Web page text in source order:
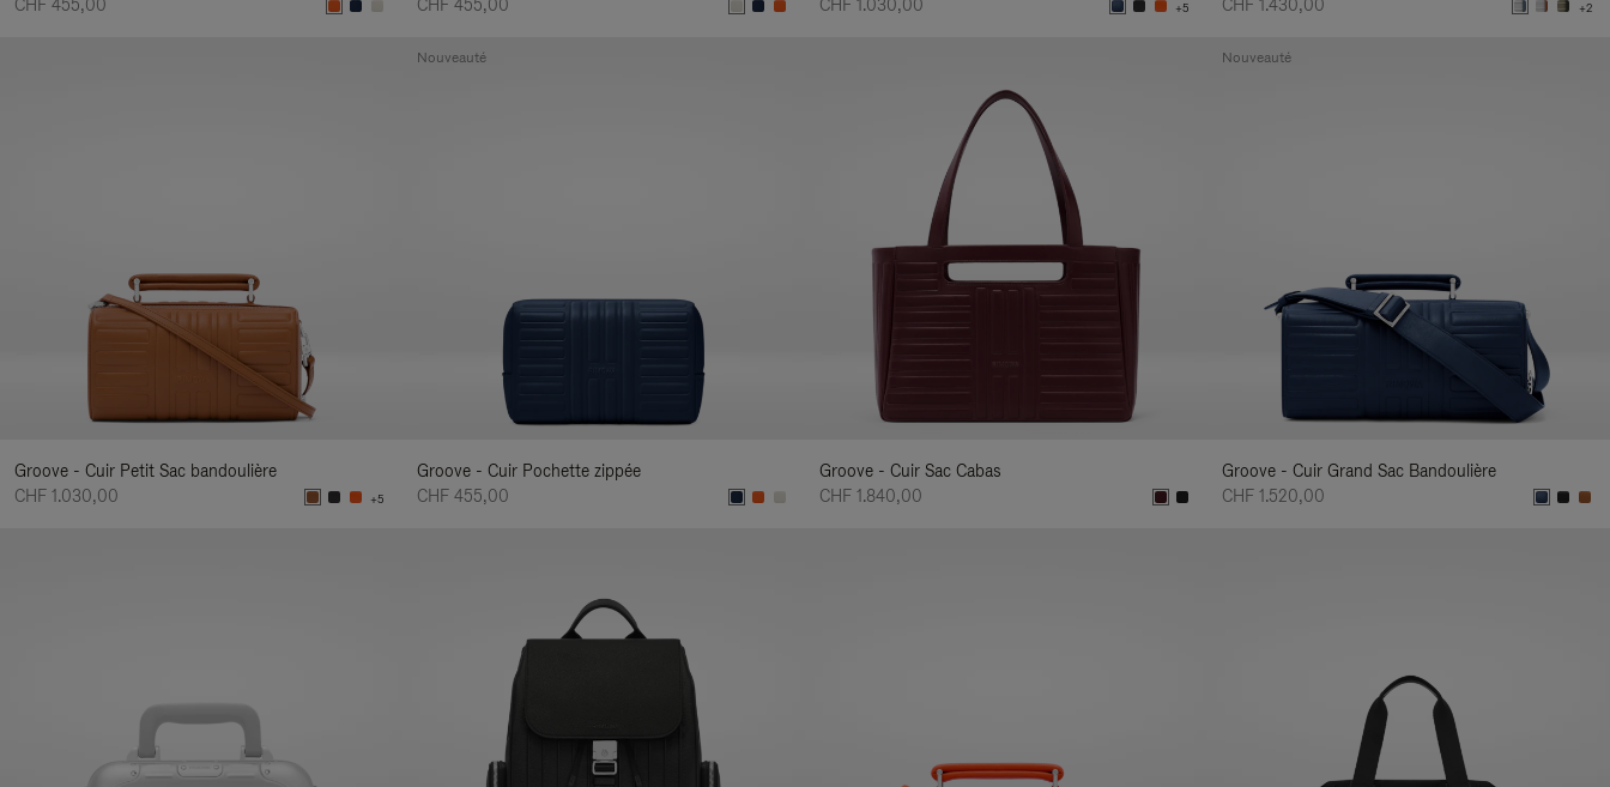
CHF 455,00
CHF 455,00
CHF 1.030,00
+5
CHF 1.430,00
+2
Groove - Cuir Petit Sac bandoulière
CHF 1.030,00
+5
Groove - Cuir Pochette zippée
CHF 455,00
Nouveauté
Groove - Cuir Sac Cabas
CHF 1.840,00
Groove - Cuir Grand Sac Bandoulière
CHF 1.520,00
Nouveauté